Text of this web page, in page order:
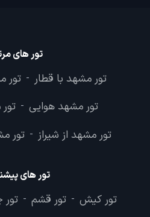
تور های
تور مشهد با قطار - تور
تور مشهد هوایی -
تور مشهد از شیراز - تور
تور های
تور کیش - تور قشم - تور